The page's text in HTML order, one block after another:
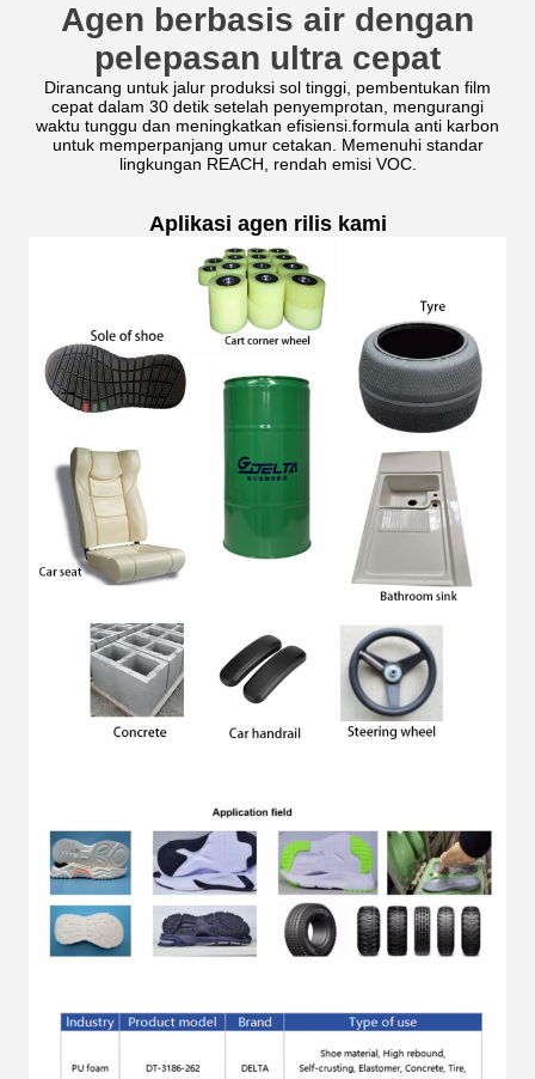
Agen berbasis air dengan
pelepasan ultra cepat
Dirancang untuk jalur produksi sol tinggi, pembentukan film
cepat dalam 30 detik setelah penyemprotan, mengurangi
waktu tunggu dan meningkatkan efisiensi.formula anti karbon
untuk memperpanjang umur cetakan. Memenuhi standar
lingkungan REACH, rendah emisi VOC.
Aplikasi agen rilis kami